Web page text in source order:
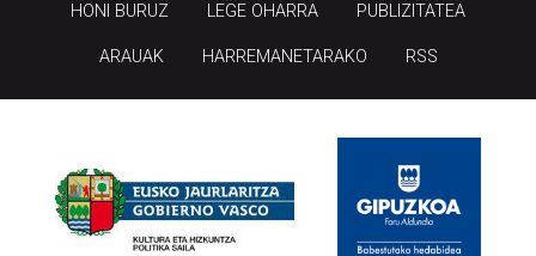
HONI BURUZ LEGE OHARRA PUBLIZITATEA
ARAUAK HARREMANETARAKO RSS